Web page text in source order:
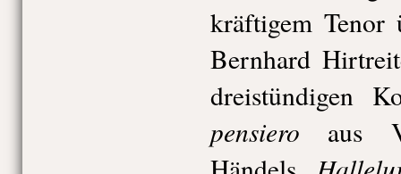
kräftigem Tenor
Bernhard
dreistündigen
pensiero aus